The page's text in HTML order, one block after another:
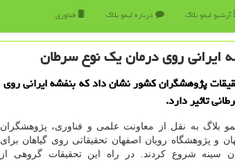
آرشیو لیمو بلاگ درباره لیمو بلاگ فناوری
ایرانی روی درمان یك نوع سرطان
پژوهشگران كشور نشان داد كه بنفشه ایرانی روی
تاثیر دارد.
بلاگ به نقل از معاونت علمی و فناوری، پژوهشگران
و پژوهشگاه رویان اصفهان تحقیقاتی روی گیاهان برای
سینه شروع کردند. در راه این تحقیقات گروهی از